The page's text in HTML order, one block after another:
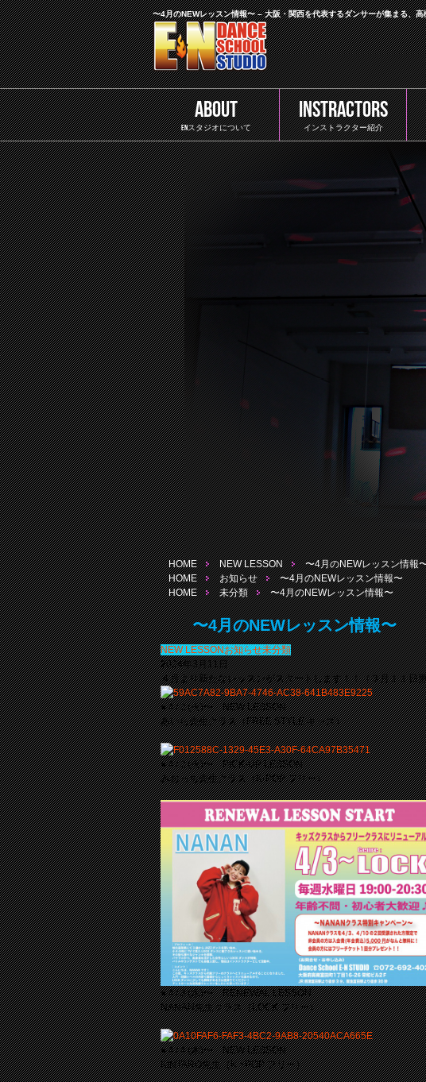
〜4月のNEWレッスン情報〜 – 大阪・関西を代表するダンサーが集まる、
ABOUT
ENスタジオについて
INSTRACTORS
インストラクター紹介
HOME NEW LESSON
〜4月のNEWレッスン情報
HOME
お知らせ
〜4月のNEWレッスン情報〜
HOME
未分類 〜4月のNEWレッスン情報〜
〜4月のNEWレッスン情報〜
NEW LESSONお知らせ未分類
2024年3月11日
４月より新たなレッスンがスタートします！！（３月１１日
●４/２(火)〜 NEW LESSON
あいら先生クラス（FREE STYLE キッズ）
●４/２(火)〜 PICK-UP LESSON
みおっち先生クラス（K-POP フリー）
●４/３(水)〜 RENEWAL LESSON
NANAN先生クラス（LOCK フリー）
●４/４(木)〜 NEW LESSON
KINTARO先生（K ~POP フリー）